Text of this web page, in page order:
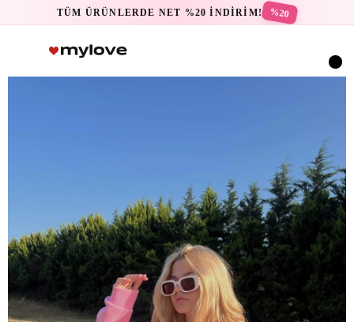
TÜM ÜRÜNLERDE NET %20 İNDİRİM! %20